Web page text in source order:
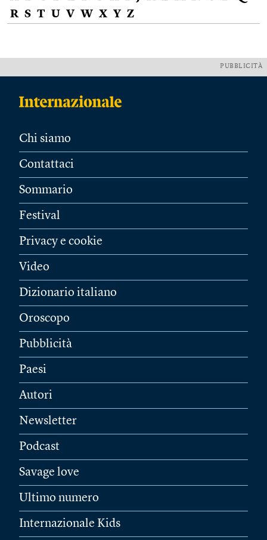
R S T U V W X Y Z
PUBBLICITÀ
Chi siamo
Contattaci
Sommario
Festival
Privacy e cookie
Video
Dizionario italiano
Oroscopo
Pubblicità
Paesi
Autori
Newsletter
Podcast
Savage love
Ultimo numero
Internazionale Kids